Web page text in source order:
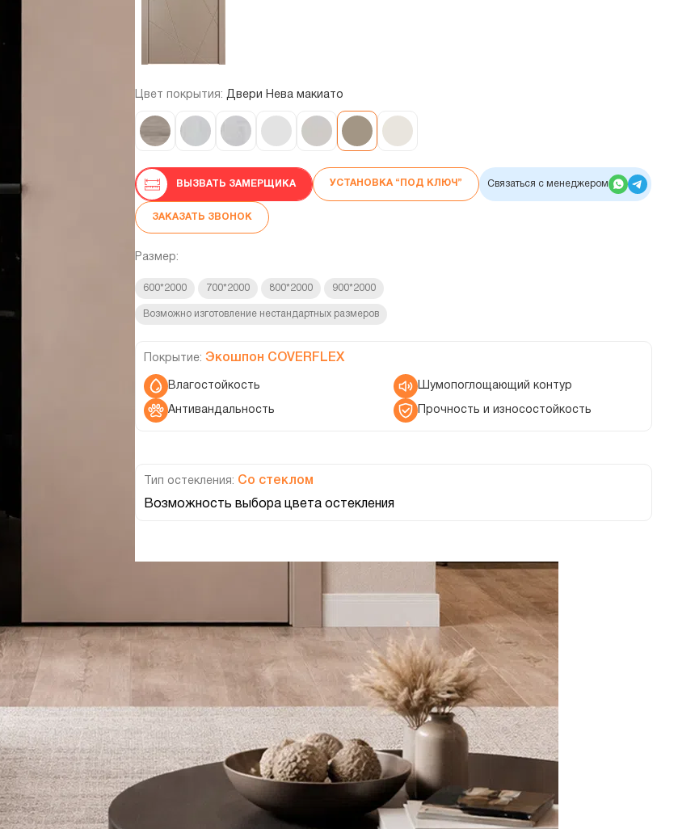
Цвет покрытия: Двери Нева макиато
ВЫЗВАТЬ ЗАМЕРЩИКА УСТАНОВКА “ПОД КЛЮЧ” Связаться с менеджером
ЗАКАЗАТЬ ЗВОНОК
Размер:
600*2000 700*2000 800*2000 900*2000
Возможно изготовление нестандартных размеров
Покрытие: Экошпон COVERFLEX
Влагостойкость Шумопоглощающий контур
Антивандальность Прочность и износостойкость
Тип остекления: Со стеклом
Возможность выбора цвета остекления